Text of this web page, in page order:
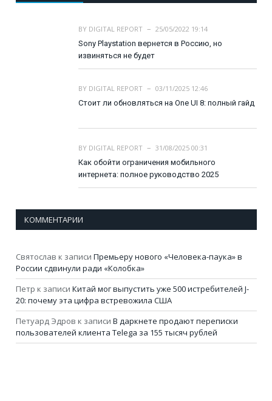
BY DIGITAL REPORT
25/05/2022 19:14
Sony Playstation вернется в Россию, но
извиняться не будет
BY DIGITAL REPORT
03/11/2025 12:46
Стоит ли обновляться на One UI 8: полный гайд
BY DIGITAL REPORT
31/08/2025 00:31
Как обойти ограничения мобильного
интернета: полное руководство 2025
КОММЕНТАРИИ
Святослав к записи Премьеру нового «Человека-паука» в
России сдвинули ради «Колобка»
Петр к записи Китай мог выпустить уже 500 истребителей J-
20: почему эта цифра встревожила США
Петуард Эдров к записи В даркнете продают переписки
пользователей клиента Telega за 155 тысяч рублей